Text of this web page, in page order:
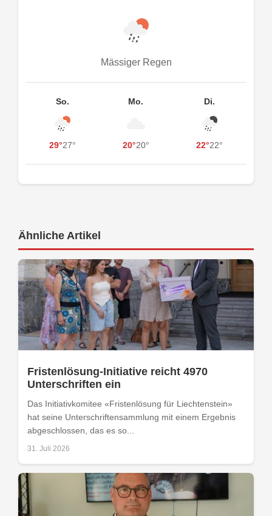
Mässiger Regen
So.
29°27°
Mo.
20°20°
Di.
22°22°
Ähnliche Artikel
Fristenlösung-Initiative reicht 4970
Unterschriften ein
Das Initiativkomitee «Fristenlösung für Liechtenstein»
hat seine Unterschriftensammlung mit einem Ergebnis
abgeschlossen, das es so...
31. Juli 2026